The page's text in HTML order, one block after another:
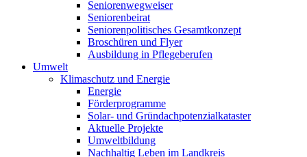
Seniorenwegweiser
Seniorenbeirat
Seniorenpolitisches Gesamtkonzept
Broschüren und Flyer
Ausbildung in Pflegeberufen
Umwelt
Klimaschutz und Energie
Energie
Förderprogramme
Solar- und Gründachpotenzialkataster
Aktuelle Projekte
Umweltbildung
Nachhaltig Leben im Landkreis